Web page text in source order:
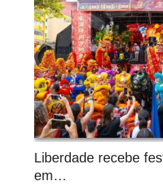
Liberdade recebe
em…